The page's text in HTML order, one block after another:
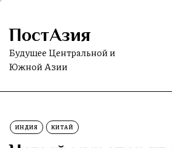
Skip
the
content
ПостАзия
Будущее Центральной и
Южной Азии
ИНДИЯ КИТАЙ